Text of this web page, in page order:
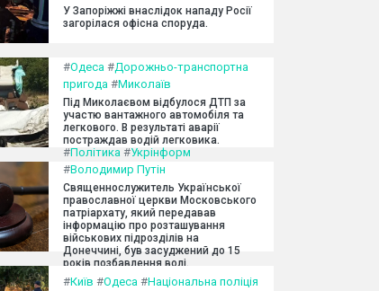
У Запоріжжі внаслідок нападу Росії
загорілася офісна споруда.
#Одеса #Дорожньо-транспортна
пригода #Миколаїв
Під Миколаєвом відбулося ДТП за
участю вантажного автомобіля та
легкового. В результаті аварії
постраждав водій легковика.
#Політика #Укрінформ
#Володимир Путін
Священнослужитель Української
православної церкви Московського
патріархату, який передавав
інформацію про розташування
військових підрозділів на
Донеччині, був засуджений до 15
років позбавлення волі.
#Київ #Одеса #Національна поліція